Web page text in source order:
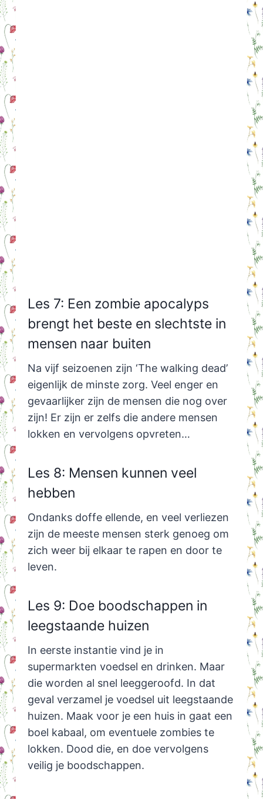
Les 7: Een zombie apocalyps
brengt het beste en slechtste in
mensen naar buiten
Na vijf seizoenen zijn ‘The walking dead’
eigenlijk de minste zorg. Veel enger en
gevaarlijker zijn de mensen die nog over
zijn! Er zijn er zelfs die andere mensen
lokken en vervolgens opvreten…
Les 8: Mensen kunnen veel
hebben
Ondanks doffe ellende, en veel verliezen
zijn de meeste mensen sterk genoeg om
zich weer bij elkaar te rapen en door te
leven.
Les 9: Doe boodschappen in
leegstaande huizen
In eerste instantie vind je in
supermarkten voedsel en drinken. Maar
die worden al snel leeggeroofd. In dat
geval verzamel je voedsel uit leegstaande
huizen. Maak voor je een huis in gaat een
boel kabaal, om eventuele zombies te
lokken. Dood die, en doe vervolgens
veilig je boodschappen.